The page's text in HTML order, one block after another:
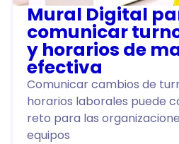
Mural Digital
comunicar
y horarios de
efectiva
Comunicar cambios de
horarios laborales puede
reto para las
equipos